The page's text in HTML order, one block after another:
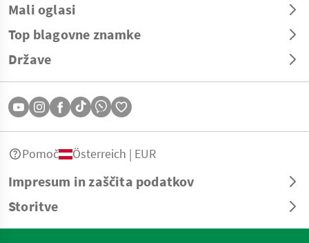
Mali oglasi
Top blagovne znamke
Države
Impresum in zaščita podatkov
Storitve
Pomoč Österreich | EUR